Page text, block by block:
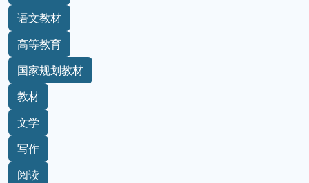
语文教材
高等教育
国家规划教材
教材
文学
写作
阅读